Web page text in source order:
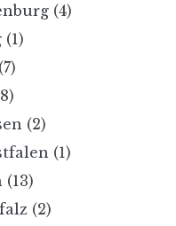
(4)
(1)
(7)
(2)
(1)
(13)
(2)